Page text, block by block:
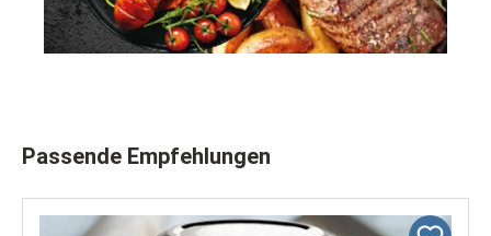
Produktgalerie überspringen
Passende Empfehlungen